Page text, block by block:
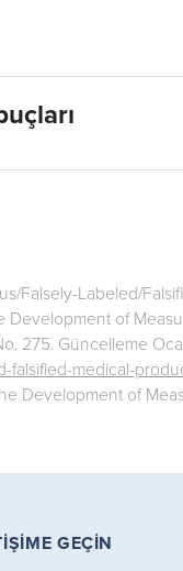
Falsely-Labeled/
of
275. Güncelleme
falsified-medical-
Development of
GEÇIN